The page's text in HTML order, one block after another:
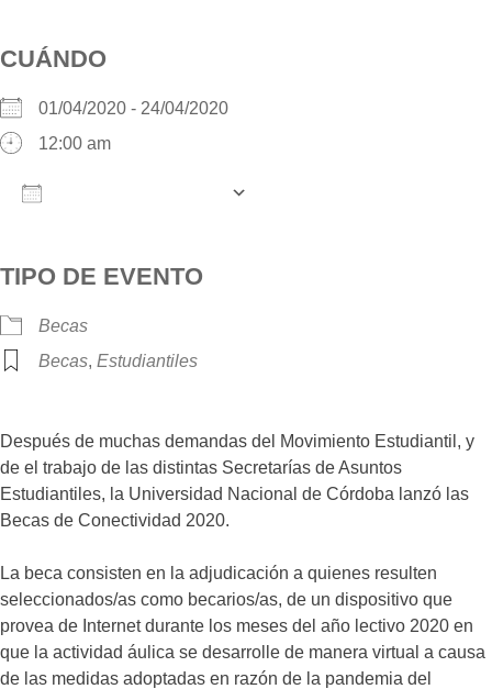
CUÁNDO
01/04/2020 - 24/04/2020
12:00 am
TIPO DE EVENTO
Becas
Becas, Estudiantiles
Después de muchas demandas del Movimiento Estudiantil, y
de el trabajo de las distintas Secretarías de Asuntos
Estudiantiles, la Universidad Nacional de Córdoba lanzó las
Becas de Conectividad 2020.
La beca consisten en la adjudicación a quienes resulten
seleccionados/as como becarios/as, de un dispositivo que
provea de Internet durante los meses del año lectivo 2020 en
que la actividad áulica se desarrolle de manera virtual a causa
de las medidas adoptadas en razón de la pandemia del